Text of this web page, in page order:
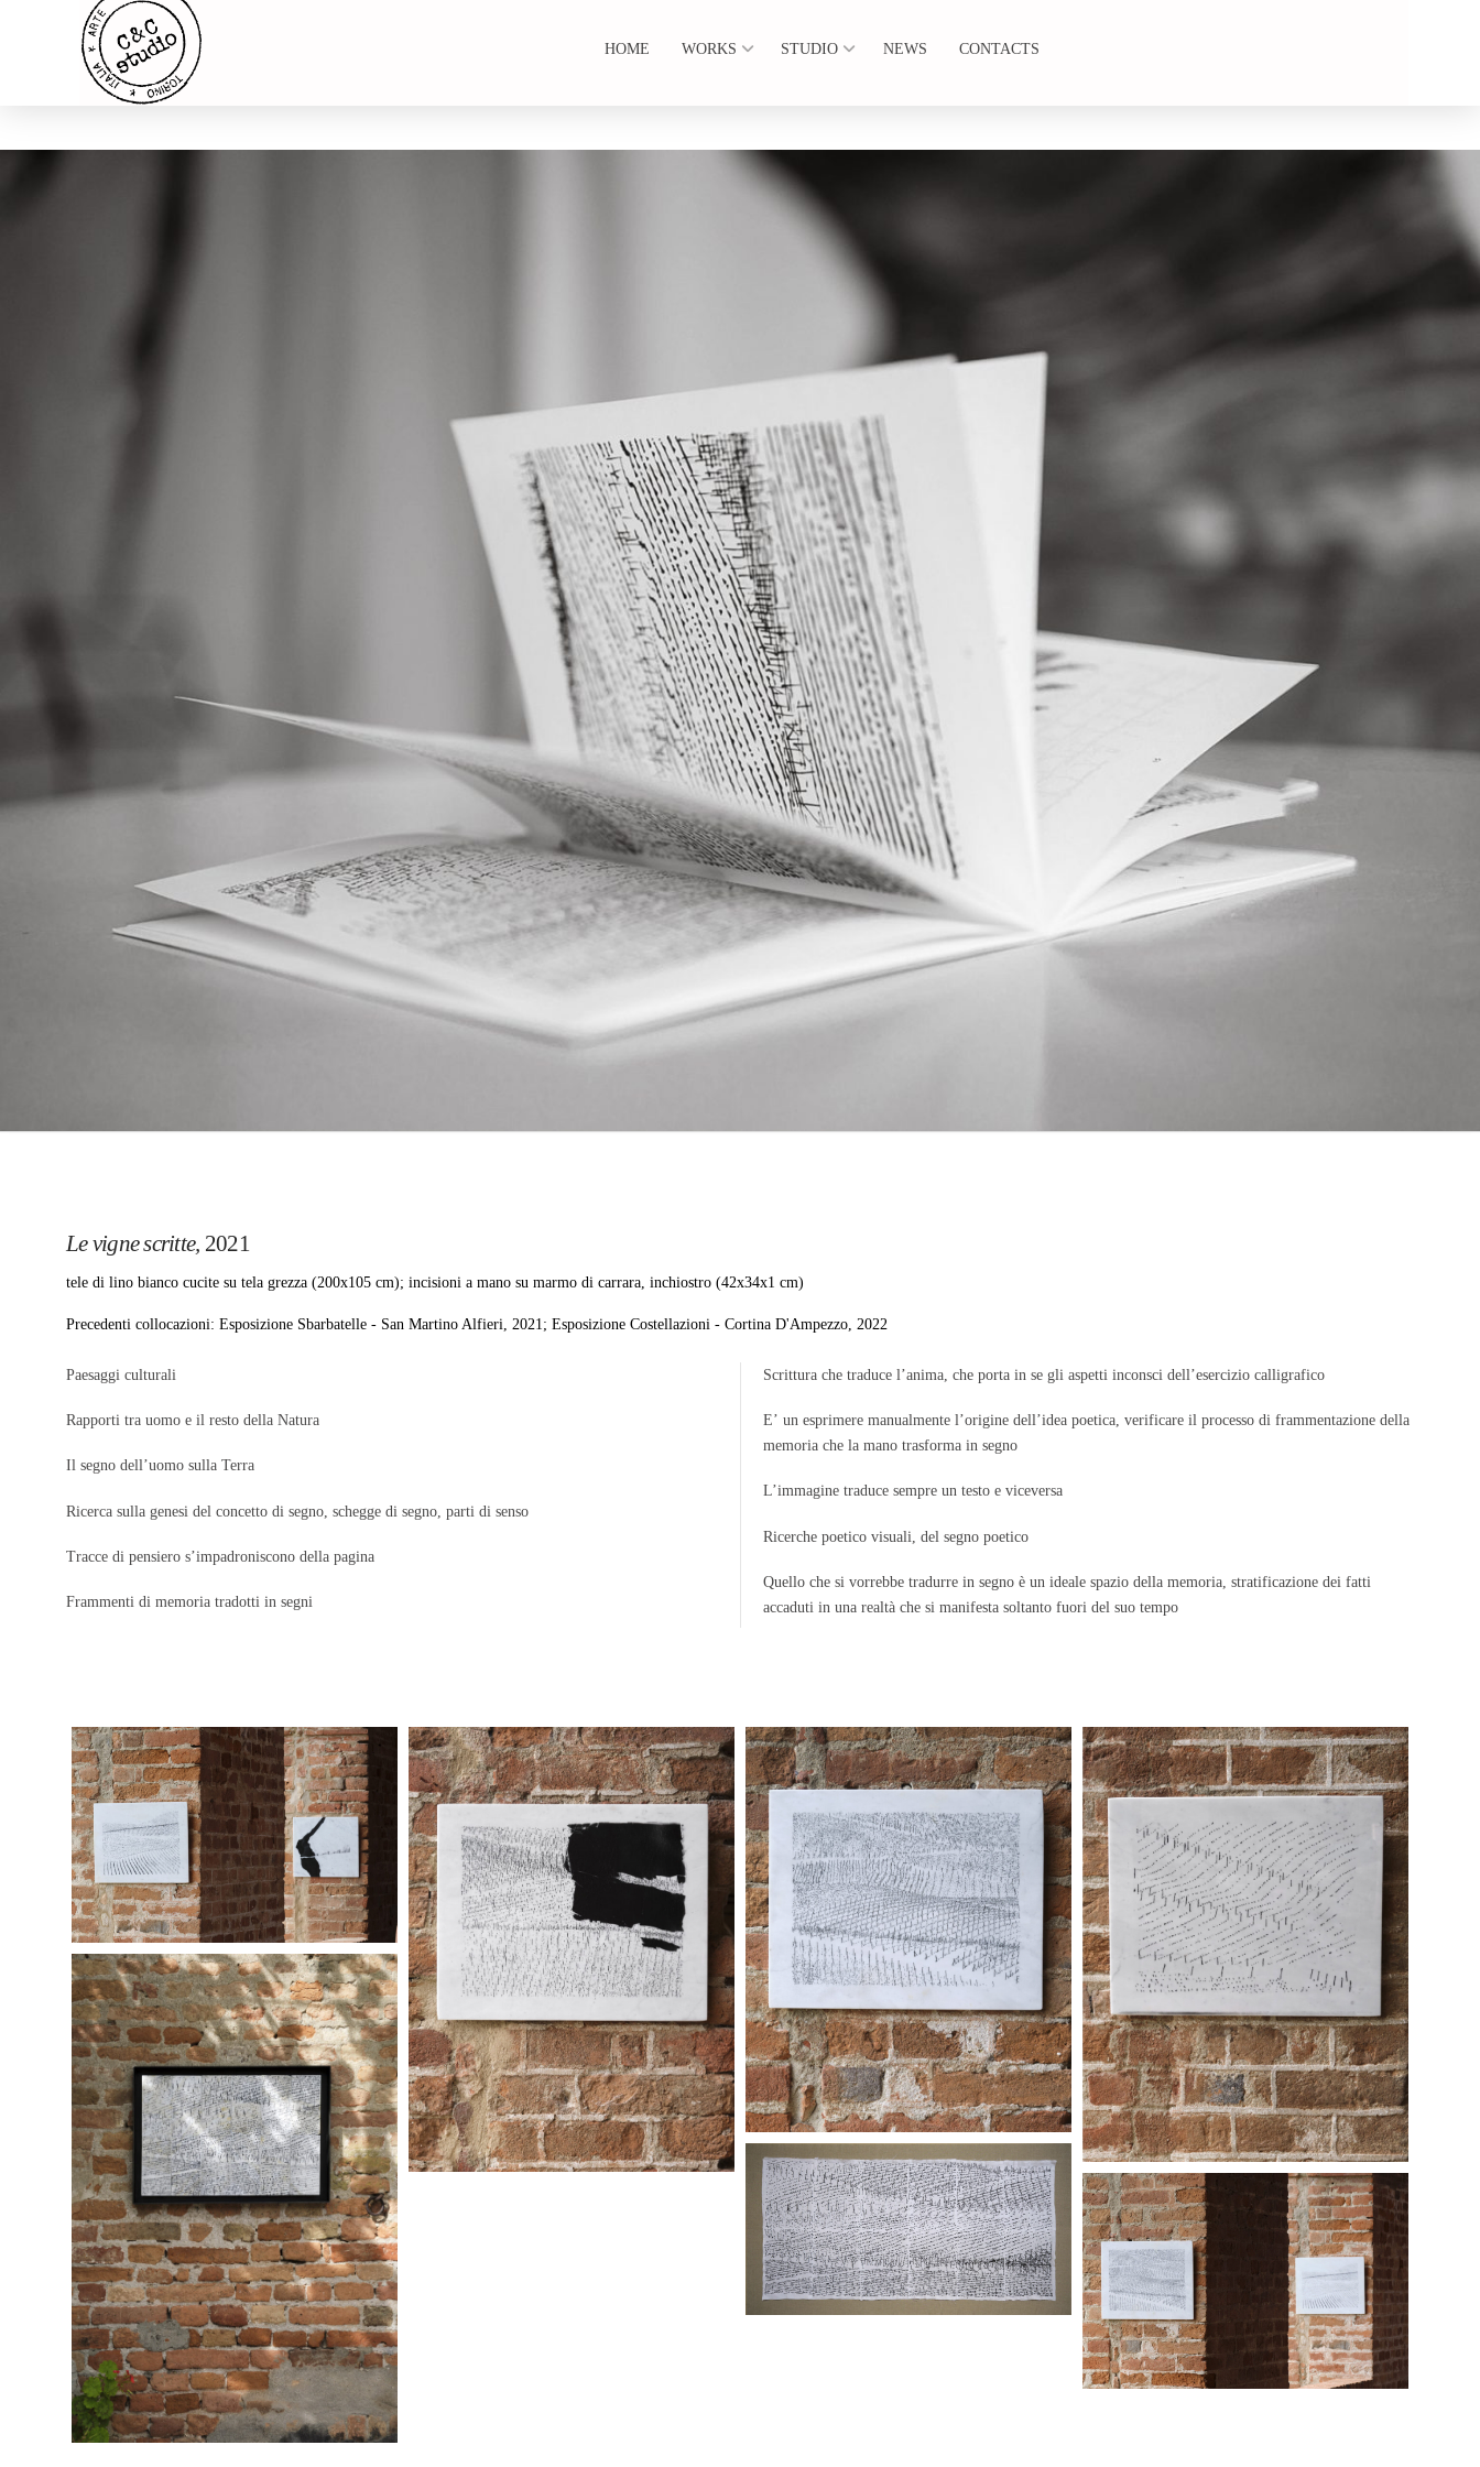
HOME WORKS STUDIO NEWS CONTACTS
Le vigne scritte, 2021
tele di lino bianco cucite su tela grezza (200x105 cm); incisioni a mano su marmo di carrara, inchiostro (42x34x1 cm)
Precedenti collocazioni: Esposizione Sbarbatelle - San Martino Alfieri, 2021; Esposizione Costellazioni - Cortina D'Ampezzo, 2022
Paesaggi culturali
Rapporti tra uomo e il resto della Natura
Il segno dell’uomo sulla Terra
Ricerca sulla genesi del concetto di segno, schegge di segno, parti di senso
Tracce di pensiero s’impadroniscono della pagina
Frammenti di memoria tradotti in segni
Scrittura che traduce l’anima, che porta in se gli aspetti inconsci dell’esercizio calligrafico
E’ un esprimere manualmente l’origine dell’idea poetica, verificare il processo di frammentazione della
memoria che la mano trasforma in segno
L’immagine traduce sempre un testo e viceversa
Ricerche poetico visuali, del segno poetico
Quello che si vorrebbe tradurre in segno è un ideale spazio della memoria, stratificazione dei fatti
accaduti in una realtà che si manifesta soltanto fuori del suo tempo